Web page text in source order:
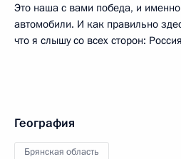
Это наша с вами победа, и
автомобили. И как правильно
что я слышу со всех сторон:
География
Брянская область